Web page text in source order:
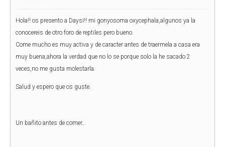
Hola!! os presento a Daysi!! mi gonyosoma oxycephala,algunos ya la
conocereis de otro foro de reptiles pero bueno.
Come mucho es muy activa y de caracter antes de traermela a casa era
muy buena,ahora la verdad que no lo se porque solo la he sacado 2
veces,no me gusta molestarla.
Salud y espero que os guste.
Un bañito antes de comer…